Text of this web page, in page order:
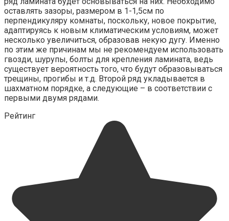
оставлять зазоры, размером в 1-1,5см по
перпендикуляру комнаты, поскольку, новое покрытие,
адаптируясь к новым климатическим условиям, может
несколько увеличиться, образовав некую дугу. Именно
по этим же причинам мы не рекомендуем использовать
гвозди, шурупы, болты для крепления ламината, ведь
существует вероятность того, что будут образовываться
трещины, прогибы и т.д. Второй ряд укладывается в
шахматном порядке, а следующие – в соответствии с
первыми двумя рядами.
Рейтинг